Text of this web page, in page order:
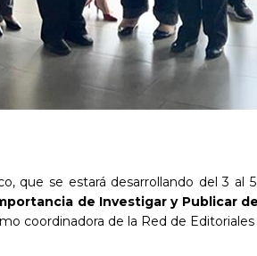
que se estará desarrollando del 3
de Investigar y Publicar
coordinadora de la Red de